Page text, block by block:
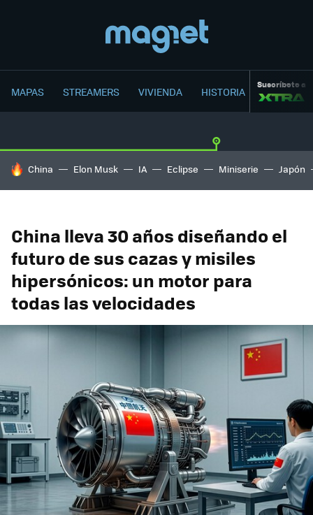
MAPAS STREAMERS VIVIENDA HISTORIA Suscríbete a
HOY SE HABLA DE
China Elon Musk IA Eclipse Miniserie Japón
China lleva 30 años diseñando el
futuro de sus cazas y misiles
hipersónicos: un motor para
todas las velocidades